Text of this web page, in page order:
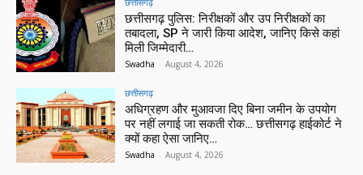
छत्तीसगढ़ पुलिस: निरीक्षकों और उप निरीक्षकों का
तबादला, SP ने जारी किया आदेश, जानिए किसे कहां
मिली जिम्मेदारी…
Swadha - August 4, 2026
छत्तीसगढ़
अधिग्रहण और मुआवजा दिए बिना जमीन के उपयोग
पर नहीं लगाई जा सकती रोक… छत्तीसगढ़ हाईकोर्ट ने
क्यों कहा ऐसा जानिए…
Swadha - August 4, 2026